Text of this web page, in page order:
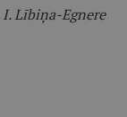
I. Lībiņa-Egnere